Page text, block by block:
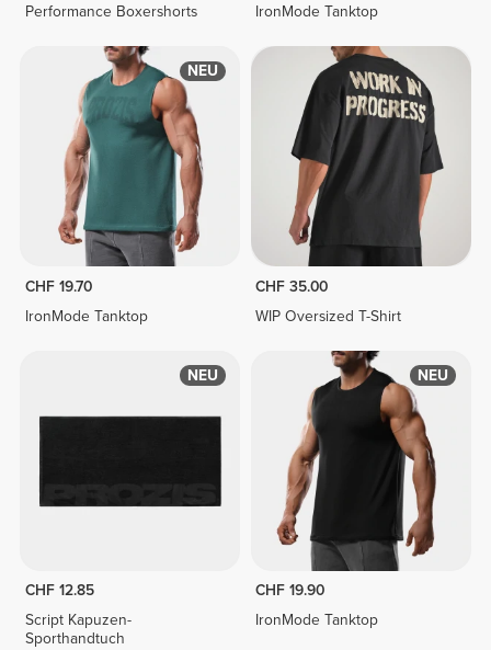
Performance Boxershorts
IronMode Tanktop
NEU
CHF 19.70
IronMode Tanktop
CHF 35.00
WIP Oversized T-Shirt
NEU
CHF 12.85
Script Kapuzen-
Sporthandtuch
NEU
CHF 19.90
IronMode Tanktop